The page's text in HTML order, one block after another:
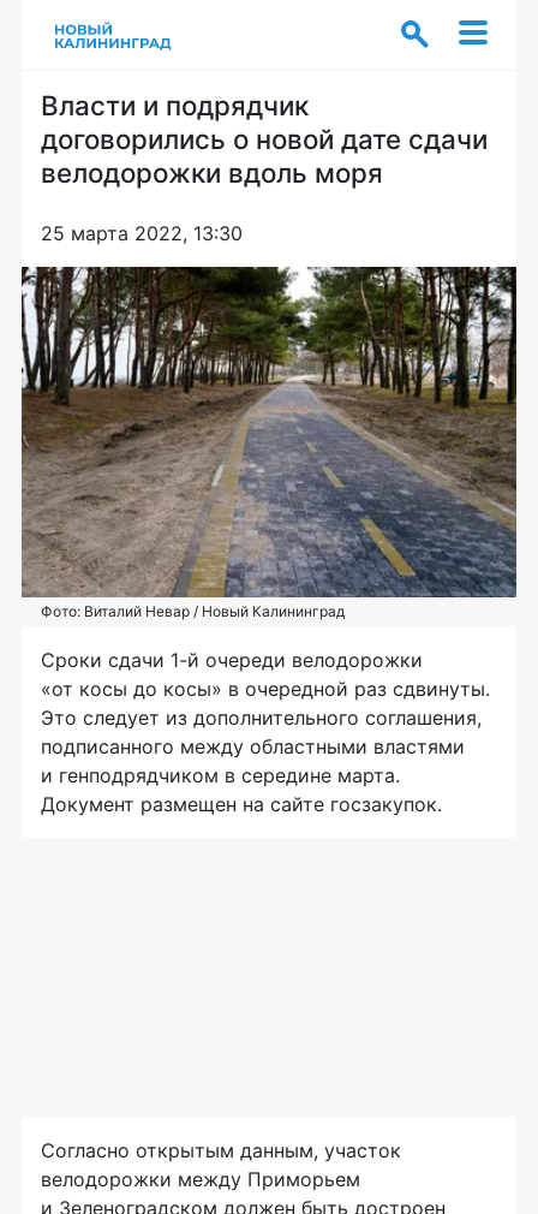
Власти и подрядчик
договорились о новой дате сдачи
велодорожки вдоль моря
25 марта 2022, 13:30
Фото: Виталий Невар / Новый Калининград
Сроки сдачи 1-й очереди велодорожки
«от косы до косы» в очередной раз сдвинуты.
Это следует из дополнительного соглашения,
подписанного между областными властями
и генподрядчиком в середине марта.
Документ размещен на сайте госзакупок.
Согласно открытым данным, участок
велодорожки между Приморьем
и Зеленоградском должен быть достроен